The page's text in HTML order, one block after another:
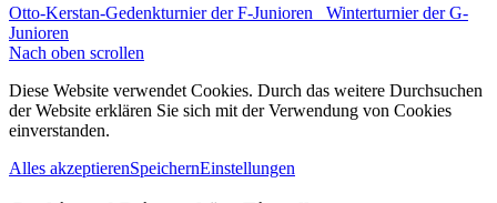
Otto-Kerstan-Gedenkturnier der F-Junioren
Winterturnier der G-
Junioren
Nach oben scrollen
Diese Website verwendet Cookies. Durch das weitere Durchsuchen
der Website erklären Sie sich mit der Verwendung von Cookies
einverstanden.
Alles akzeptierenSpeichernEinstellungen